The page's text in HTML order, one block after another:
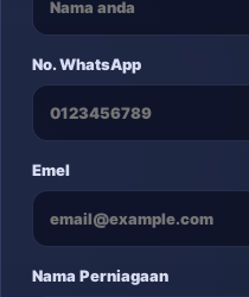
No. WhatsApp
Emel
Nama Perniagaan